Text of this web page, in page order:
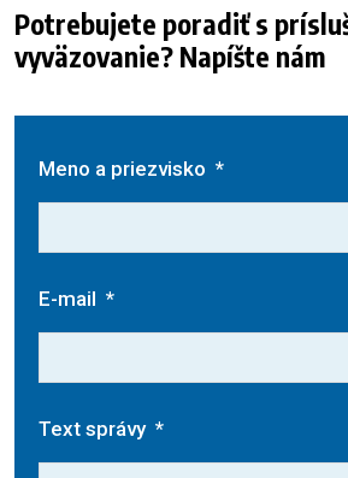
Potrebujete poradiť s
vyväzovanie? Napíšte nám
Meno a priezvisko *
E-mail *
Text správy *